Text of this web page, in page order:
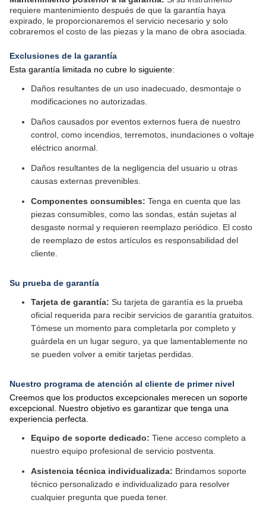
requiere mantenimiento después de que la garantía haya
expirado, le proporcionaremos el servicio necesario y solo
cobraremos el costo de las piezas y la mano de obra asociada.
Exclusiones de la garantía
Esta garantía limitada no cubre lo siguiente:
Daños resultantes de un uso inadecuado, desmontaje o
modificaciones no autorizadas.
Daños causados por eventos externos fuera de nuestro
control, como incendios, terremotos, inundaciones o voltaje
eléctrico anormal.
Daños resultantes de la negligencia del usuario u otras
causas externas prevenibles.
Componentes consumibles: Tenga en cuenta que las
piezas consumibles, como las sondas, están sujetas al
desgaste normal y requieren reemplazo periódico. El costo
de reemplazo de estos artículos es responsabilidad del
cliente.
Su prueba de garantía
Tarjeta de garantía: Su tarjeta de garantía es la prueba
oficial requerida para recibir servicios de garantía gratuitos.
Tómese un momento para completarla por completo y
guárdela en un lugar seguro, ya que lamentablemente no
se pueden volver a emitir tarjetas perdidas.
Nuestro programa de atención al cliente de primer nivel
Creemos que los productos excepcionales merecen un soporte
excepcional. Nuestro objetivo es garantizar que tenga una
experiencia perfecta.
Equipo de soporte dedicado: Tiene acceso completo a
nuestro equipo profesional de servicio postventa.
Asistencia técnica individualizada: Brindamos soporte
técnico personalizado e individualizado para resolver
cualquier pregunta que pueda tener.